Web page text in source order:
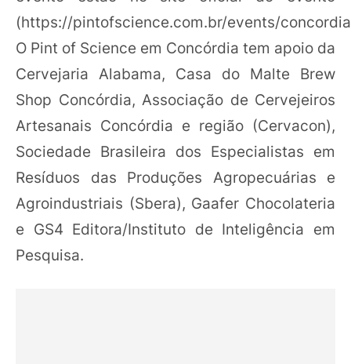
(https://pintofscience.com.br/events/
O Pint of Science em Concórdia tem apoio da
Cervejaria Alabama, Casa do Malte Brew
Shop Concórdia, Associação de Cervejeiros
Artesanais Concórdia e região (Cervacon),
Sociedade Brasileira dos Especialistas em
Resíduos das Produções Agropecuárias e
Agroindustriais (Sbera), Gaafer Chocolateria
e GS4 Editora/Instituto de Inteligência em
Pesquisa.